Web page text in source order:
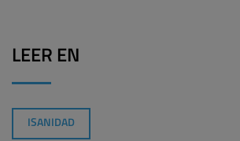
LEER EN
ISANIDAD